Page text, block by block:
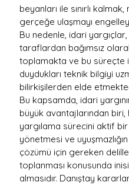
beyanları ile sınırlı
gerçeğe ulaşmayı
Bu nedenle, idari yargıçlar,
taraflardan bağımsız
toplamakta ve bu süreçte
duydukları teknik bilgiyi
bilirkişilerden elde
Bu kapsamda, idari
büyük avantajlarından biri,
yargılama sürecini aktif
yönetmesi ve uyuşmazlığın
çözümü için gereken
toplanması konusunda
almasıdır. Danıştay